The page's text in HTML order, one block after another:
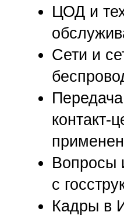
ЦОД и
Сети и
контакт-
Вопросы
с
Кадры в